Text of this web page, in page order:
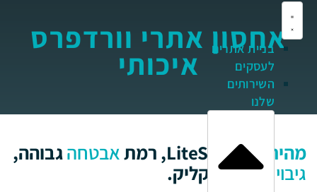
בניית אתרים
לעסקים
השירותים
שלנו
אחסון אתרי וורדפרס
איכותי
מהירותLiteSpeed, רמת אבטחהגבוהה,
גיבוי ושחזורבקליק.